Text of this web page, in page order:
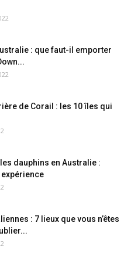
: que faut-il emporter
de Corail : les 10 îles qui
dauphins en Australie :
expérience
: 7 lieux que vous n’êtes